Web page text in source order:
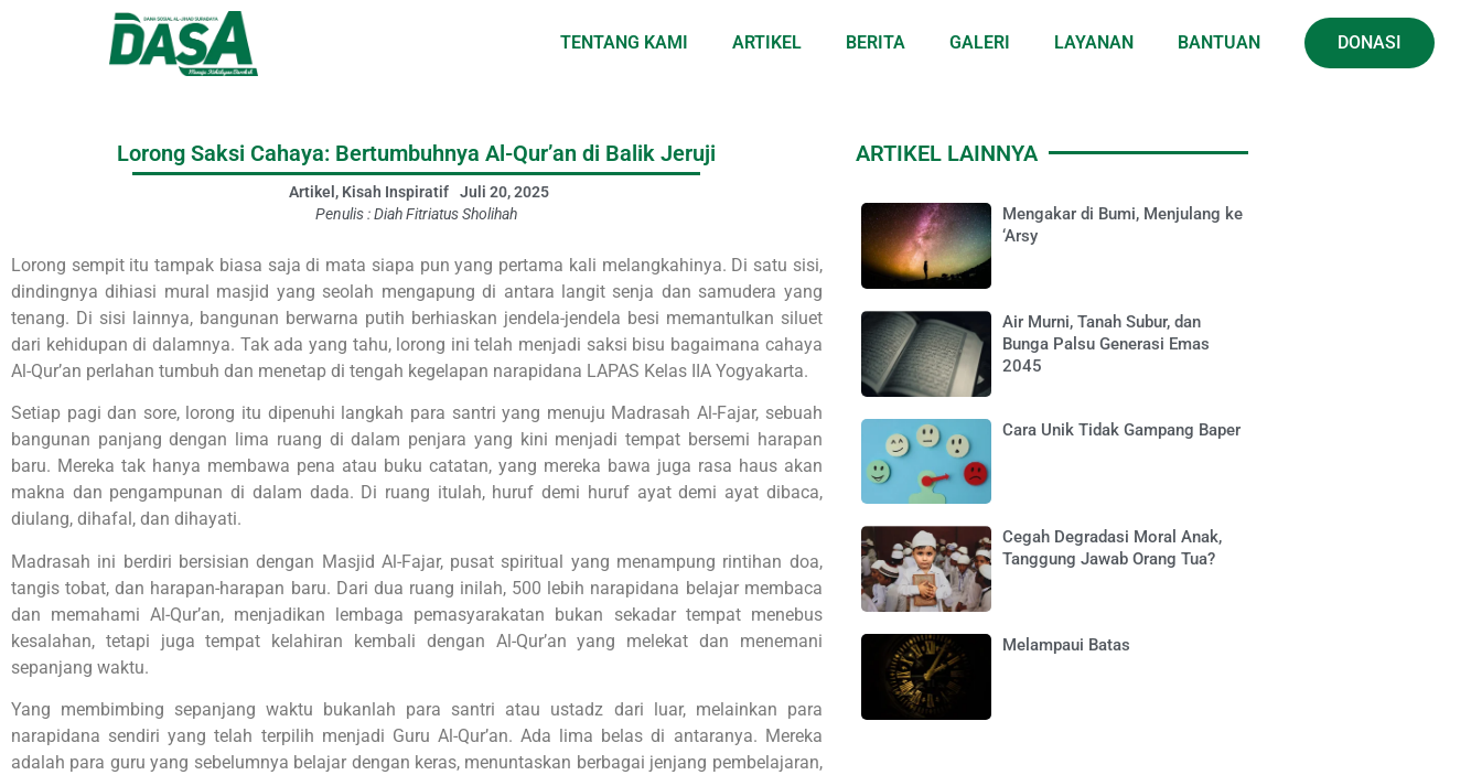
TENTANG KAMI ARTIKEL BERITA GALERI LAYANAN BANTUAN DONASI
Lorong Saksi Cahaya: Bertumbuhnya Al-Qur’an di Balik Jeruji
Artikel , Kisah Inspiratif
Juli 20, 2025
Penulis :Diah Fitriatus Sholihah
Lorong sempit itu tampak biasa saja di mata siapa pun yang pertama kali melangkahinya. Di satu sisi,
dindingnya dihiasi mural masjid yang seolah mengapung di antara langit senja dan samudera yang
tenang. Di sisi lainnya, bangunan berwarna putih berhiaskan jendela-jendela besi memantulkan siluet
dari kehidupan di dalamnya. Tak ada yang tahu, lorong ini telah menjadi saksi bisu bagaimana cahaya
Al-Qur’an perlahan tumbuh dan menetap di tengah kegelapan narapidana LAPAS Kelas IIA Yogyakarta.
Setiap pagi dan sore, lorong itu dipenuhi langkah para santri yang menuju Madrasah Al-Fajar, sebuah
bangunan panjang dengan lima ruang di dalam penjara yang kini menjadi tempat bersemi harapan
baru. Mereka tak hanya membawa pena atau buku catatan, yang mereka bawa juga rasa haus akan
makna dan pengampunan di dalam dada. Di ruang itulah, huruf demi huruf ayat demi ayat dibaca,
diulang, dihafal, dan dihayati.
Madrasah ini berdiri bersisian dengan Masjid Al-Fajar, pusat spiritual yang menampung rintihan doa,
tangis tobat, dan harapan-harapan baru. Dari dua ruang inilah, 500 lebih narapidana belajar membaca
dan memahami Al-Qur’an, menjadikan lembaga pemasyarakatan bukan sekadar tempat menebus
kesalahan, tetapi juga tempat kelahiran kembali dengan Al-Qur’an yang melekat dan menemani
sepanjang waktu.
Yang membimbing sepanjang waktu bukanlah para santri atau ustadz dari luar, melainkan para
narapidana sendiri yang telah terpilih menjadi Guru Al-Qur’an. Ada lima belas di antaranya. Mereka
adalah para guru yang sebelumnya belajar dengan keras, menuntaskan berbagai jenjang pembelajaran,
ARTIKEL LAINNYA
Mengakar di Bumi, Menjulang ke
‘Arsy
Air Murni, Tanah Subur, dan
Bunga Palsu Generasi Emas
2045
Cara Unik Tidak Gampang Baper
Cegah Degradasi Moral Anak,
Tanggung Jawab Orang Tua?
Melampaui Batas